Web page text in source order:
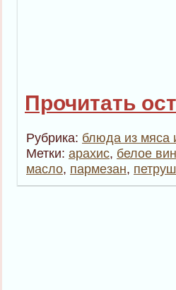
Прочитать
Рубрика: блюда из мяса
Метки: арахис, белое
масло, пармезан,